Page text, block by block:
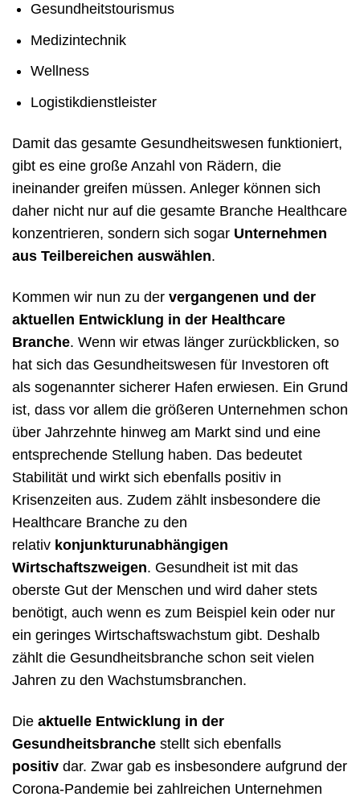
Gesundheitstourismus
Medizintechnik
Wellness
Logistikdienstleister
Damit das gesamte Gesundheitswesen funktioniert,
gibt es eine große Anzahl von Rädern, die
ineinander greifen müssen. Anleger können sich
daher nicht nur auf die gesamte Branche Healthcare
konzentrieren, sondern sich sogar Unternehmen
aus Teilbereichen auswählen.
Kommen wir nun zu der vergangenen und der
aktuellen Entwicklung in der Healthcare
Branche. Wenn wir etwas länger zurückblicken, so
hat sich das Gesundheitswesen für Investoren oft
als sogenannter sicherer Hafen erwiesen. Ein Grund
ist, dass vor allem die größeren Unternehmen schon
über Jahrzehnte hinweg am Markt sind und eine
entsprechende Stellung haben. Das bedeutet
Stabilität und wirkt sich ebenfalls positiv in
Krisenzeiten aus. Zudem zählt insbesondere die
Healthcare Branche zu den
relativ konjunkturunabhängigen
Wirtschaftszweigen. Gesundheit ist mit das
oberste Gut der Menschen und wird daher stets
benötigt, auch wenn es zum Beispiel kein oder nur
ein geringes Wirtschaftswachstum gibt. Deshalb
zählt die Gesundheitsbranche schon seit vielen
Jahren zu den Wachstumsbranchen.
Die aktuelle Entwicklung in der
Gesundheitsbranche stellt sich ebenfalls
positiv dar. Zwar gab es insbesondere aufgrund der
Corona-Pandemie bei zahlreichen Unternehmen